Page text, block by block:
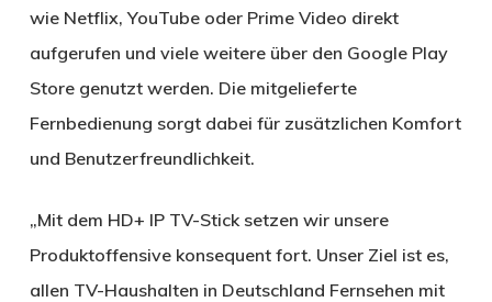
wie Netflix, YouTube oder Prime Video direkt
aufgerufen und viele weitere über den Google Play
Store genutzt werden. Die mitgelieferte
Fernbedienung sorgt dabei für zusätzlichen Komfort
und Benutzerfreundlichkeit.
„Mit dem HD+ IP TV-Stick setzen wir unsere
Produktoffensive konsequent fort. Unser Ziel ist es,
allen TV-Haushalten in Deutschland Fernsehen mit